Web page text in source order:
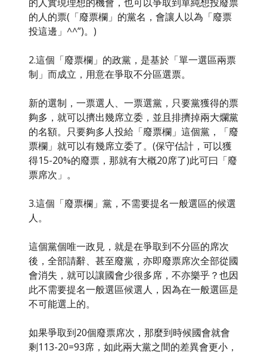
的人的票(「廢票欄」的黨名，會讓人以為「廢票
投這邊」^^”)。)
2.這個「廢票欄」的政黨，是基於「單一選區兩票
制」而成立，用意在爭取不分區選票。
新的選制，一票選人、一票選黨，只要黨獲得的票
夠多，就可以擠出幾席立委，並且排擠掉兩大爛黨
的名額。只要夠多人投給「廢票欄」這個黨，「廢
票欄」就可以有幾席立委了。(保守估計，可以獲
得15-20%的廢票，那就有大概20席了)此可曰「廢
票席次」。
3.這個「廢票欄」黨，不需要提名一般選區的候選
人。
這個黨個唯一政見，就是在爭取到不分區的席次
後，全部請辭、甚至廢黨，亦即廢票席次全部從國
會消失，就可以讓國會少很多席，不亦樂乎？也因
此不需要提名一般選區候選人，因為在一般選區是
不可能選上的。
如果爭取到20個廢票席次，那麼到時候國會就會
剩113-20=93席，如此兩大黨之間的差異會更小，